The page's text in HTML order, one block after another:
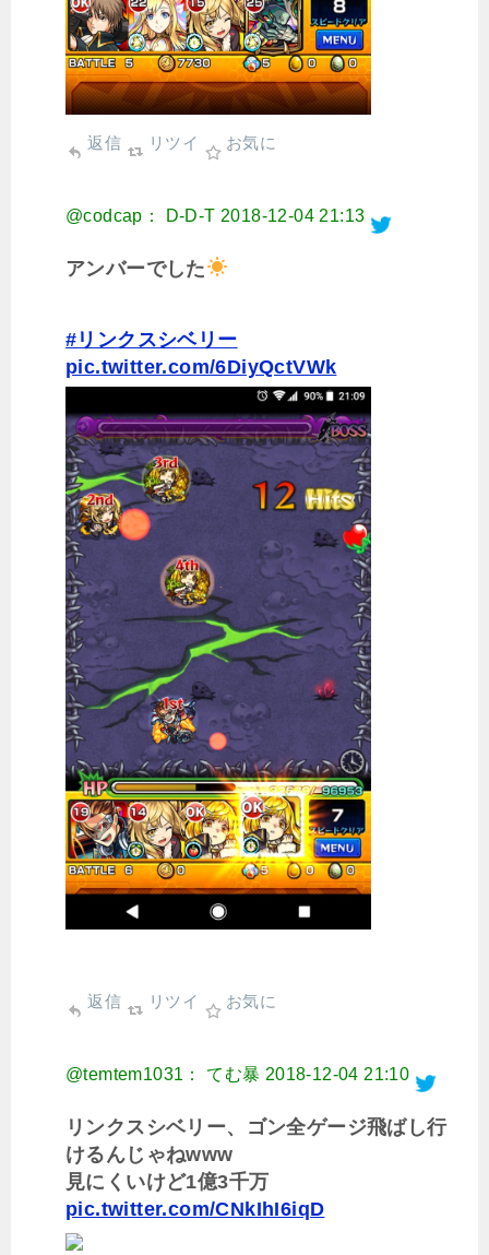
返信 リツイ お気に
@codcap： D-D-T 2018-12-04 21:13
アンバーでした
#リンクスシベリー
pic.twitter.com/6DiyQctVWk
返信 リツイ お気に
@temtem1031： てむ暴 2018-12-04 21:10
リンクスシベリー、ゴン全ゲージ飛ばし行
けるんじゃねwww
見にくいけど1億3千万
pic.twitter.com/CNkIhI6iqD